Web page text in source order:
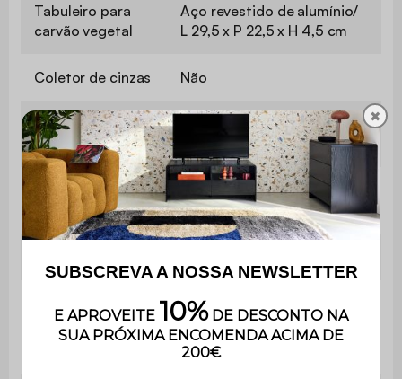
Tabuleiro para
carvão vegetal
Aço revestido de alumínio/
L 29,5 x P 22,5 x H 4,5 cm
Coletor de cinzas Não
Coletor de
gorduras
Sim / L 49 x l 29 cm
Termómetro
integrado
Sim
Mais informações
Compatível com os
módulos da gama Naxos
✖